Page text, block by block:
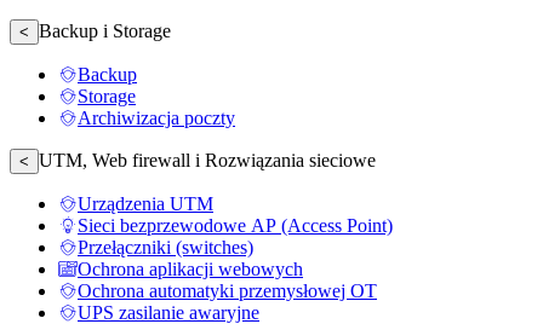
< Backup i Storage
Backup
Storage
Archiwizacja poczty
< UTM, Web firewall i Rozwiązania sieciowe
Urządzenia UTM
Sieci bezprzewodowe AP (Access Point)
Przełączniki (switches)
Ochrona aplikacji webowych
Ochrona automatyki przemysłowej OT
UPS zasilanie awaryjne